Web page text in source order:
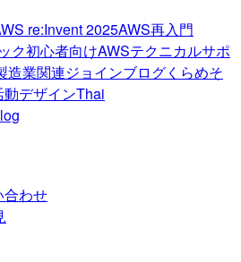
re:Invent 2025AWS再入門
ク初心者向けAWSテクニカルサポ
造業関連ジョインブログくらめそ
動デザインThai
合わせ